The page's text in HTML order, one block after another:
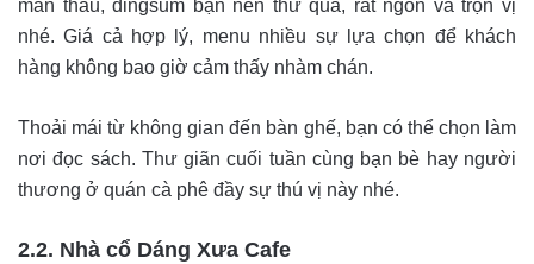
màn thầu, dingsum bạn nên thử qua, rất ngon và trọn vị
nhé. Giá cả hợp lý, menu nhiều sự lựa chọn để khách
hàng không bao giờ cảm thấy nhàm chán.
Thoải mái từ không gian đến bàn ghế, bạn có thể chọn làm
nơi đọc sách. Thư giãn cuối tuần cùng bạn bè hay người
thương ở quán cà phê đầy sự thú vị này nhé.
2.2. Nhà cổ Dáng Xưa Cafe